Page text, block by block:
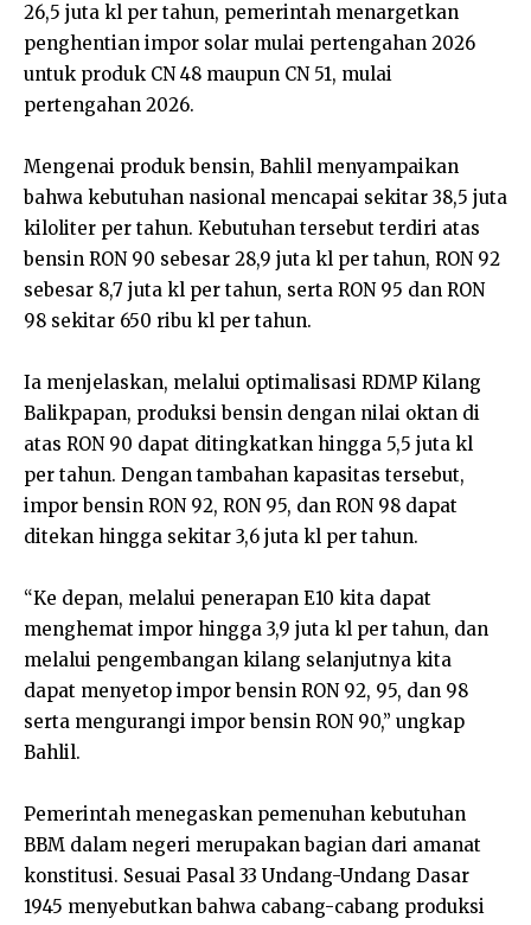
26,5 juta kl per tahun, pemerintah menargetkan
penghentian impor solar mulai pertengahan 2026
untuk produk CN 48 maupun CN 51, mulai
pertengahan 2026.
Mengenai produk bensin, Bahlil menyampaikan
bahwa kebutuhan nasional mencapai sekitar 38,5 juta
kiloliter per tahun. Kebutuhan tersebut terdiri atas
bensin RON 90 sebesar 28,9 juta kl per tahun, RON 92
sebesar 8,7 juta kl per tahun, serta RON 95 dan RON
98 sekitar 650 ribu kl per tahun.
Ia menjelaskan, melalui optimalisasi RDMP Kilang
Balikpapan, produksi bensin dengan nilai oktan di
atas RON 90 dapat ditingkatkan hingga 5,5 juta kl
per tahun. Dengan tambahan kapasitas tersebut,
impor bensin RON 92, RON 95, dan RON 98 dapat
ditekan hingga sekitar 3,6 juta kl per tahun.
“Ke depan, melalui penerapan E10 kita dapat
menghemat impor hingga 3,9 juta kl per tahun, dan
melalui pengembangan kilang selanjutnya kita
dapat menyetop impor bensin RON 92, 95, dan 98
serta mengurangi impor bensin RON 90,” ungkap
Bahlil.
Pemerintah menegaskan pemenuhan kebutuhan
BBM dalam negeri merupakan bagian dari amanat
konstitusi. Sesuai Pasal 33 Undang-Undang Dasar
1945 menyebutkan bahwa cabang-cabang produksi